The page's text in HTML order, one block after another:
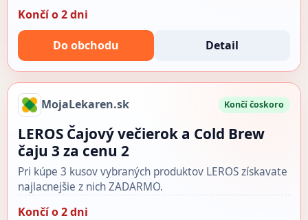
Končí o 2 dni
Do obchodu Detail
MojaLekaren.sk Končí čoskoro
LEROS Čajový večierok a Cold Brew
čaju 3 za cenu 2
Pri kúpe 3 kusov vybraných produktov LEROS získavate
najlacnejšie z nich ZADARMO.
Končí o 2 dni